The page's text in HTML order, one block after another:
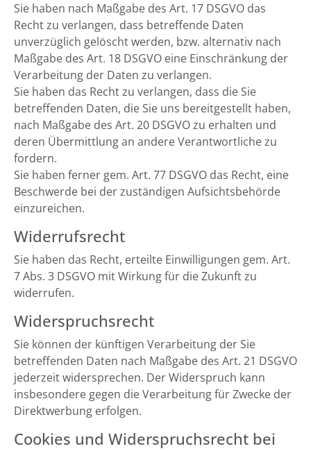
Sie haben nach Maßgabe des Art. 17 DSGVO das
Recht zu verlangen, dass betreffende Daten
unverzüglich gelöscht werden, bzw. alternativ nach
Maßgabe des Art. 18 DSGVO eine Einschränkung der
Verarbeitung der Daten zu verlangen.
Sie haben das Recht zu verlangen, dass die Sie
betreffenden Daten, die Sie uns bereitgestellt haben,
nach Maßgabe des Art. 20 DSGVO zu erhalten und
deren Übermittlung an andere Verantwortliche zu
fordern.
Sie haben ferner gem. Art. 77 DSGVO das Recht, eine
Beschwerde bei der zuständigen Aufsichtsbehörde
einzureichen.
Widerrufsrecht
Sie haben das Recht, erteilte Einwilligungen gem. Art.
7 Abs. 3 DSGVO mit Wirkung für die Zukunft zu
widerrufen.
Widerspruchsrecht
Sie können der künftigen Verarbeitung der Sie
betreffenden Daten nach Maßgabe des Art. 21 DSGVO
jederzeit widersprechen. Der Widerspruch kann
insbesondere gegen die Verarbeitung für Zwecke der
Direktwerbung erfolgen.
Cookies und Widerspruchsrecht bei